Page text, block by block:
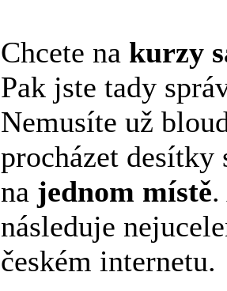
Chcete na kurzy
Pak jste tady
Nemusíte už
procházet desítky
na jednom místě
následuje
českém internetu.